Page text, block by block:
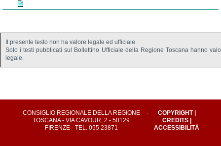
Il presente testo non ha valore legale ed ufficiale.
Solo i testi pubblicati sul Bollettino Ufficiale della Regione Toscana hanno
legale.
CONSIGLIO REGIONALE DELLA REGIONE
TOSCANA - VIA CAVOUR, 2 - 50129
FIRENZE - TEL. 055 23871
- COPYRIGHT|
CREDITS|
ACCESSIBILITÀ